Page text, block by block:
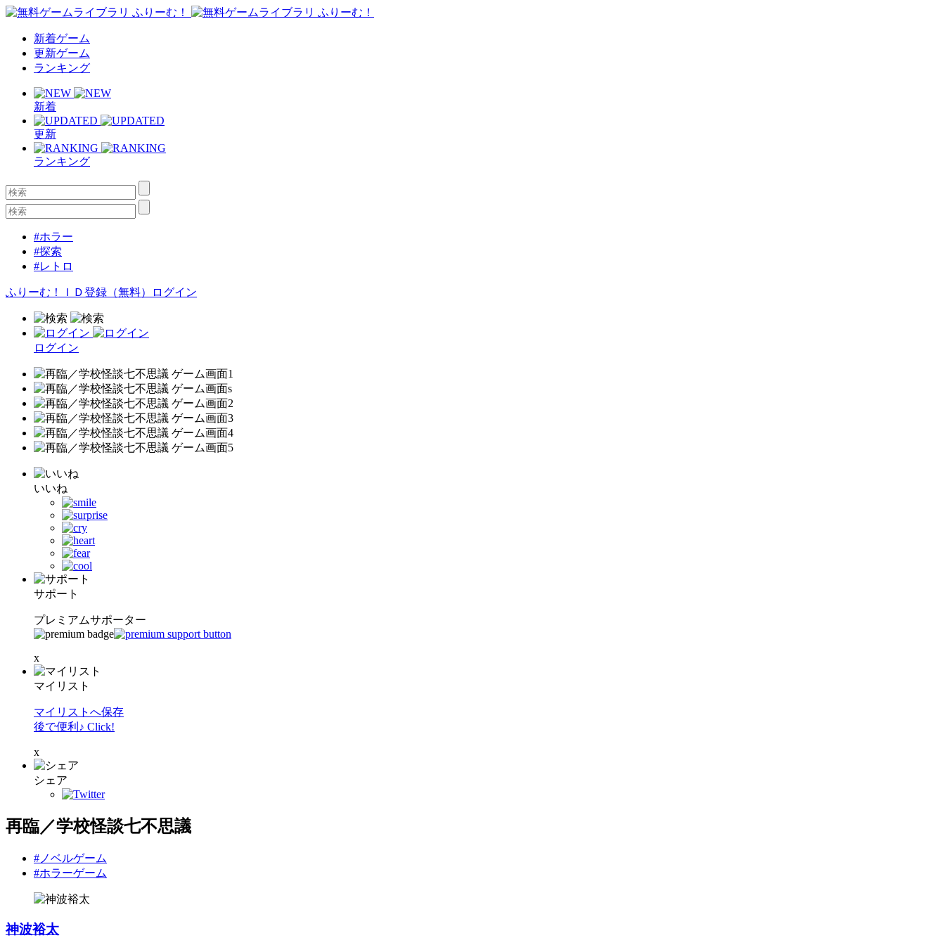
新着ゲーム
更新ゲーム
ランキング
新着
更新
ランキング
#ホラー
#探索
#レトロ
ふりーむ！ＩＤ登録（無料） ログイン
ログイン
いいね
サポート
プレミアムサポーター
x
マイリスト
マイリストへ保存
後で便利♪ Click!
x
シェア
再臨／学校怪談七不思議
#ノベルゲーム
#ホラーゲーム
神波裕太